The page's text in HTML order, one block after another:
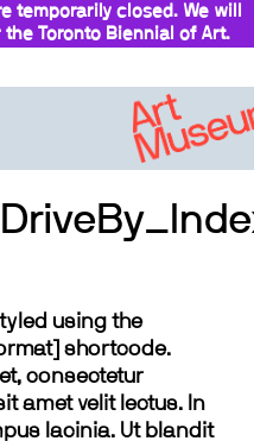
temporarily closed. We will
Toronto Biennial of Art.
using the
shortcode.
consectetur
amet velit lectus. In
lacinia. Ut blandit